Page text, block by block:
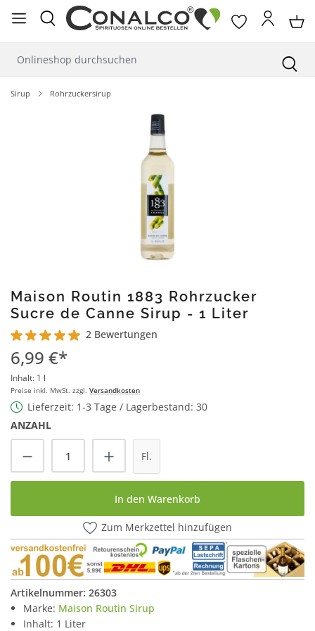
springen
Sirup Rohrzuckersirup
Maison Routin 1883 Rohrzucker
Sucre de Canne Sirup - 1 Liter
Durchschnittliche Bewertung von 5 von 5 Sternen
2 Bewertungen
6,99 €*
Inhalt: 1 l
Preise inkl. MwSt. zzgl. Versandkosten
Lieferzeit: 1-3 Tage / Lagerbestand: 30
ANZAHL
Produkt Anzahl: Gib den gewünschten
Fl.
In den Warenkorb
Zum Merkzettel hinzufügen
Artikelnummer: 26303
Marke: Maison Routin Sirup
Inhalt: 1 Liter